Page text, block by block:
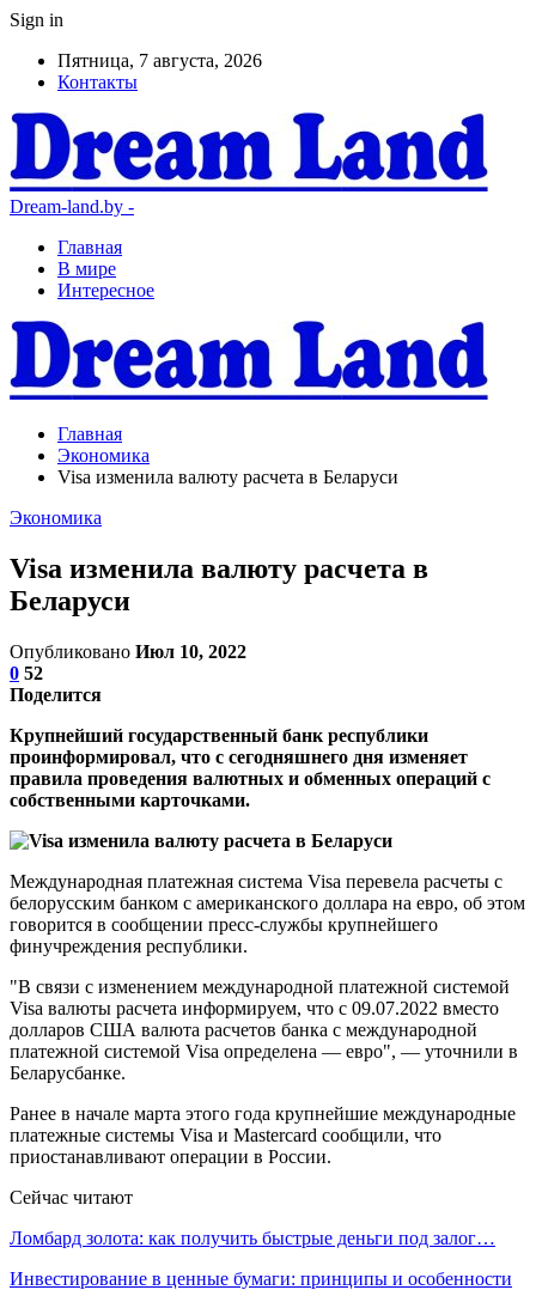
Sign in
Пятница, 7 августа, 2026
Контакты
Dream-land.by -
Главная
В мире
Интересное
Главная
Экономика
Visa изменила валюту расчета в Беларуси
Экономика
Visa изменила валюту расчета в
Беларуси
Опубликовано Июл 10, 2022
0 52
Поделится
Крупнейший государственный банк республики
проинформировал, что с сегодняшнего дня изменяет
правила проведения валютных и обменных операций с
собственными карточками.
Международная платежная система Visa перевела расчеты с
белорусским банком с американского доллара на евро, об этом
говорится в сообщении пресс-службы крупнейшего
финучреждения республики.
"В связи с изменением международной платежной системой
Visa валюты расчета информируем, что с 09.07.2022 вместо
долларов США валюта расчетов банка с международной
платежной системой Visa определена — евро", — уточнили в
Беларусбанке.
Ранее в начале марта этого года крупнейшие международные
платежные системы Visa и Mastercard сообщили, что
приостанавливают операции в России.
Сейчас читают
Ломбард золота: как получить быстрые деньги под залог…
Инвестирование в ценные бумаги: принципы и особенности